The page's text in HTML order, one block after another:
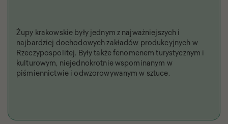
Żupy krakowskie były jednym z najważniejszych i
najbardziej dochodowych zakładów produkcyjnych w
Rzeczypospolitej. Były także fenomenem turystycznym i
kulturowym, niejednokrotnie wspominanym w
piśmiennictwie i odwzorowywanym w sztuce.